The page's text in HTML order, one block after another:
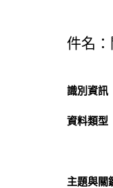
件名
識別資訊
資料類型
主題與關